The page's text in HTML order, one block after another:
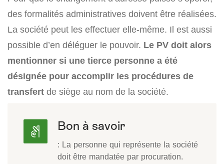
des formalités administratives doivent être réalisées.
La société peut les effectuer elle-même. Il est aussi
possible d’en déléguer le pouvoir. Le PV doit alors
mentionner si une tierce personne a été
désignée pour accomplir les procédures de
transfert de siège au nom de la société.
Bon à savoir
: La personne qui représente la société
doit être mandatée par procuration.